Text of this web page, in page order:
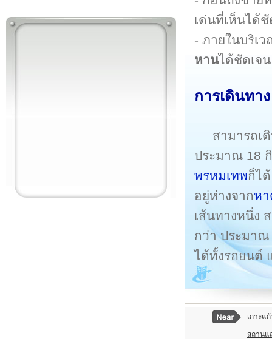
เด่นที่เห็นได้
- ภายในบริเ
หานได้ชัดเจ
การเดินทาง
สามารถเ
ประมาณ 18
พรหมเทพก็ไ
อยู่ห่างจากหา
เส้นทางหนึ่ง
กว่า ประมาณ
ได้ทั้งรถยนต์
เกาะแ
สถานแ